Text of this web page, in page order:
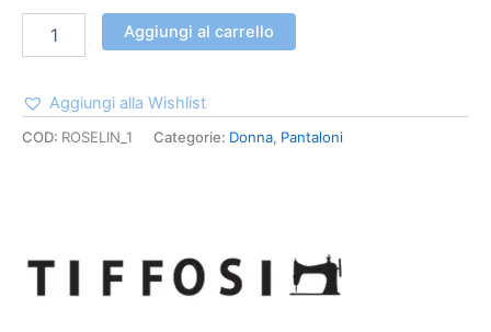
Aggiungi al carrello
Aggiungi alla Wishlist
COD: ROSELIN_1 Categorie: Donna, Pantaloni